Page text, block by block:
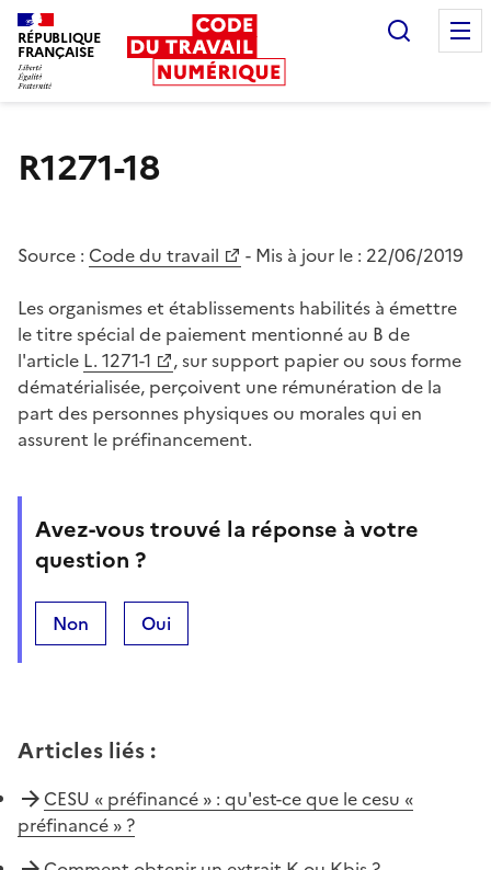
RÉPUBLIQUE
FRANÇAISE
R1271-18
Source : Code du travail - Mis à jour le : 22/06/2019
Les organismes et établissements habilités à émettre
le titre spécial de paiement mentionné au B de
l'article L. 1271-1
, sur support papier ou sous forme
dématérialisée, perçoivent une rémunération de la
part des personnes physiques ou morales qui en
assurent le préfinancement.
Avez-vous trouvé la réponse à votre
question ?
Non Oui
Articles liés :
CESU « préfinancé » : qu'est-ce que le cesu «
préfinancé » ?